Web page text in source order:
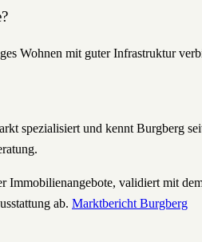
Wohnen mit guter Infrastruktur
spezialisiert und kennt Burgberg
Immobilienangebote, validiert mit
ab. Marktbericht Burgberg